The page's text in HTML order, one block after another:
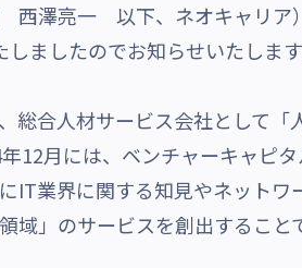
西澤亮一 以下、ネオキャリア
ましたのでお知らせいたします
総合人材サービス会社として「
12月には、ベンチャーキャピ
IT業界に関する知見やネットワ
域」のサービスを創出すること